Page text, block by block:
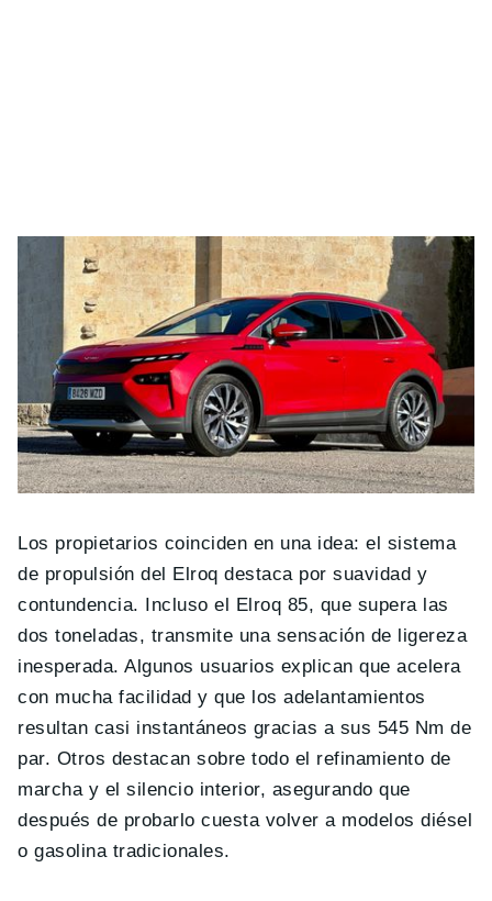
Los propietarios coinciden en una idea: el sistema
de propulsión del Elroq destaca por suavidad y
contundencia. Incluso el Elroq 85, que supera las
dos toneladas, transmite una sensación de ligereza
inesperada. Algunos usuarios explican que acelera
con mucha facilidad y que los adelantamientos
resultan casi instantáneos gracias a sus 545 Nm de
par. Otros destacan sobre todo el refinamiento de
marcha y el silencio interior, asegurando que
después de probarlo cuesta volver a modelos diésel
o gasolina tradicionales.